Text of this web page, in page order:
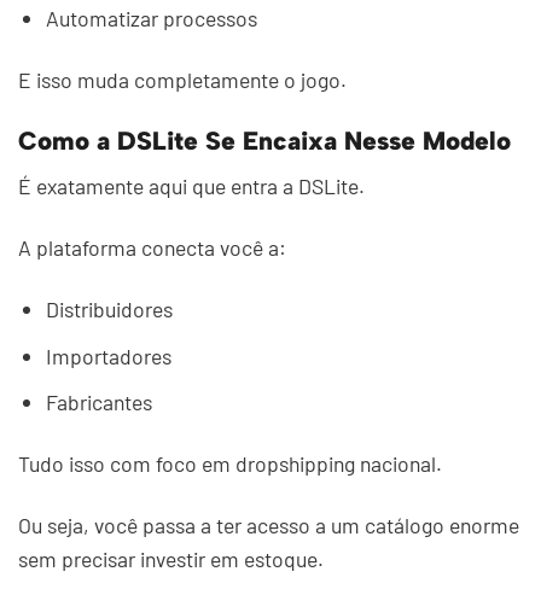
Automatizar processos
E isso muda completamente o jogo.
Como a DSLite Se Encaixa Nesse Modelo
É exatamente aqui que entra a DSLite.
A plataforma conecta você a:
Distribuidores
Importadores
Fabricantes
Tudo isso com foco em dropshipping nacional.
Ou seja, você passa a ter acesso a um catálogo enorme
sem precisar investir em estoque.